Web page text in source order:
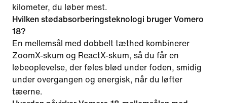
kilometer, du løber mest.
Hvilken stødabsorberingsteknologi bruger Vomero
18?
En mellemsål med dobbelt tæthed kombinerer
ZoomX-skum og ReactX-skum, så du får en
løbeoplevelse, der føles blød under foden, smidig
under overgangen og energisk, når du løfter
tæerne.